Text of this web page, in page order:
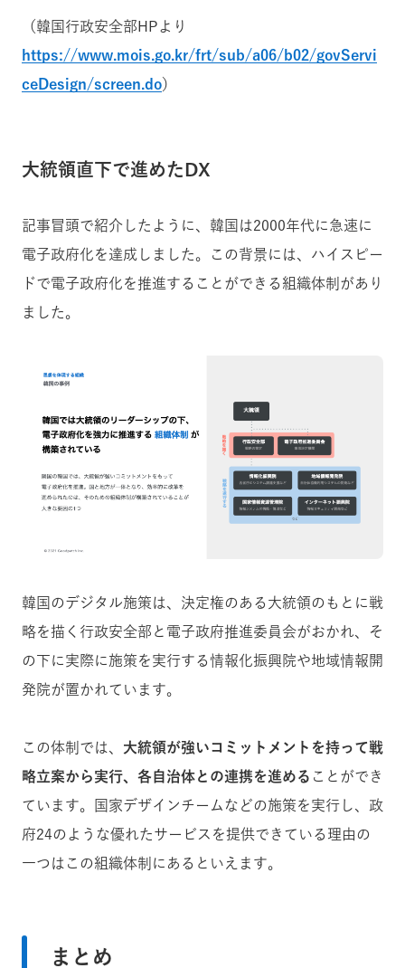
（韓国行政安全部HPより
https://www.mois.go.kr/frt/sub/a06/b02/govServi
ceDesign/screen.do）
大統領直下で進めたDX
記事冒頭で紹介したように、韓国は2000年代に急速に
電子政府化を達成しました。この背景には、ハイスピー
ドで電子政府化を推進することができる組織体制があり
ました。
韓国のデジタル施策は、決定権のある大統領のもとに戦
略を描く行政安全部と電子政府推進委員会がおかれ、そ
の下に実際に施策を実行する情報化振興院や地域情報開
発院が置かれています。
この体制では、 大統領が強いコミットメントを持って戦
略立案から実行、各自治体との連携を進める ことができ
ています。国家デザインチームなどの施策を実行し、政
府24のような優れたサービスを提供できている理由の
一つはこの組織体制にあるといえます。
まとめ